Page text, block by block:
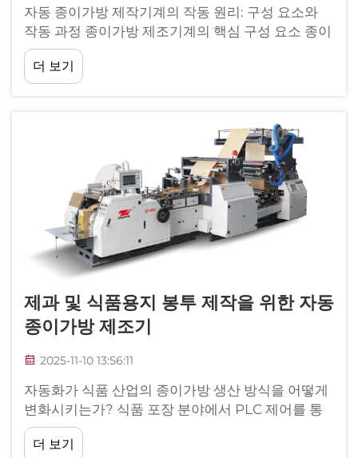
자동 종이가방 제작기계의 작동 원리: 구성 요소와
작동 과정 종이가방 제조기계의 핵심 구성 요소 종이
가방 제조기계는 기본 종이 원료를 사용하여 바로 사
용할 수 있는 가방을 만드는 데 필요한 여러 핵심 부
품들을 통합합니다. 전체...
더 보기
제과 및 식품용지 봉투 제작을 위한 자동
종이가방 제조기
2025-11-10 13:56:11
자동화가 식품 산업의 종이가방 생산 방식을 어떻게
변화시키는가? 식품 포장 분야에서 PLC 제어를 통
한 완전 자동 작동에 대한 수요 증가. 점점 더 많은 식
품 제조업체들이 종이가방 제조 요구사항을 해결하
더 보기